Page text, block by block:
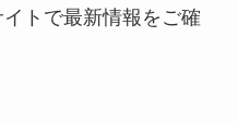
トで最新情報をご確